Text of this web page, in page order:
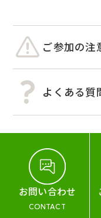
ご参加の注
よくある質
お問い合わせ
CONTACT